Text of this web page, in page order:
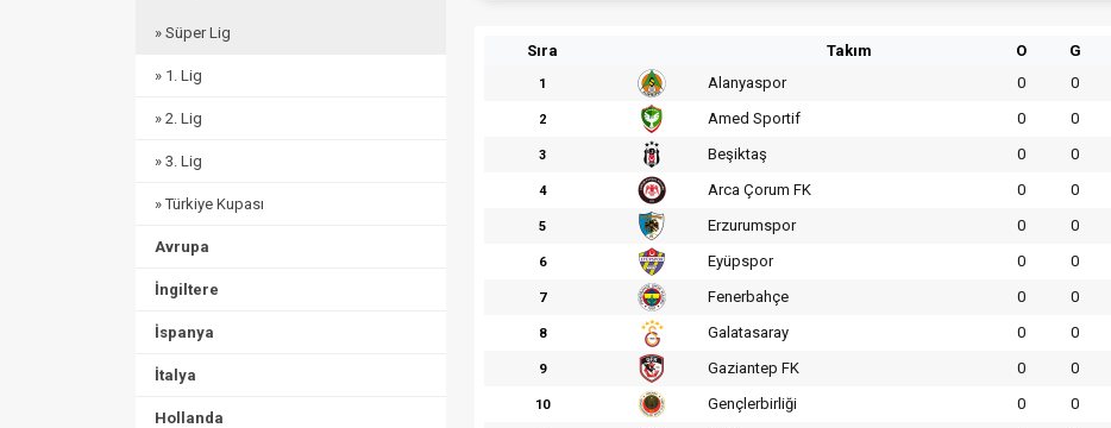
» Süper Lig
» 1. Lig
» 2. Lig
» 3. Lig
» Türkiye Kupası
Avrupa
İngiltere
İspanya
İtalya
Hollanda
Sıra Takım O G
1 Alanyaspor 0 0
2 Amed Sportif 0 0
3 Beşiktaş 0 0
4 Arca Çorum FK 0 0
5 Erzurumspor 0 0
6 Eyüpspor 0 0
7 Fenerbahçe 0 0
8 Galatasaray 0 0
9 Gaziantep FK 0 0
10 Gençlerbirliği 0 0